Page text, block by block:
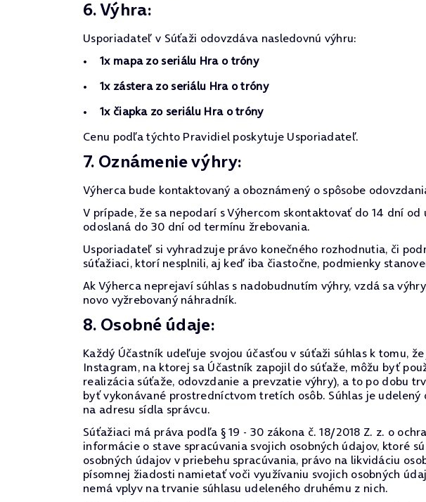
6. Výhra:
Usporiadateľ v Súťaži odovzdáva nasledovnú výhru:
1x mapa zo seriálu Hra o tróny
1x zástera zo seriálu Hra o tróny
1x čiapka zo seriálu Hra o tróny
Cenu podľa týchto Pravidiel poskytuje Usporiadateľ.
7. Oznámenie výhry:
Výherca bude kontaktovaný a oboznámený o spôsobe
V prípade, že sa nepodarí s Výhercom skontaktovať do 14 dní
odoslaná do 30 dní od termínu žrebovania.
Usporiadateľ si vyhradzuje právo konečného rozhodnutia, či
súťažiaci, ktorí nesplnili, aj keď iba čiastočne, podmienky
Ak Výherca neprejaví súhlas s nadobudnutím výhry, vzdá sa
novo vyžrebovaný náhradník.
8. Osobné údaje:
Každý Účastník udeľuje svojou účasťou v súťaži súhlas k tomu,
Instagram, na ktorej sa Účastník zapojil do súťaže, môžu byť
realizácia súťaže, odovzdanie a prevzatie výhry), a to po dobu
byť vykonávané prostredníctvom tretích osôb. Súhlas je
na adresu sídla správcu.
Súťažiaci má práva podľa § 19 - 30 zákona č. 18/2018 Z. z. o
informácie o stave spracúvania svojich osobných údajov, ktoré
osobných údajov v priebehu spracúvania, právo na likvidáciu
písomnej žiadosti namietať voči využívaniu svojich osobných
nemá vplyv na trvanie súhlasu udeleného druhému z nich.